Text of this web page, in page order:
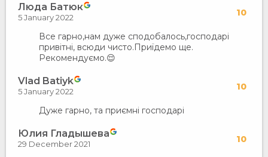
Люда Батюк 10
5 January 2022
Все гарно,нам дуже сподобалось,господарі
привітні, всюди чисто.Приїдемо ще.
Рекомендуємо.😌
Vlad Batiyk 10
5 January 2022
Дуже гарно, та приємні господарі
Юлия Гладышева 10
29 December 2021